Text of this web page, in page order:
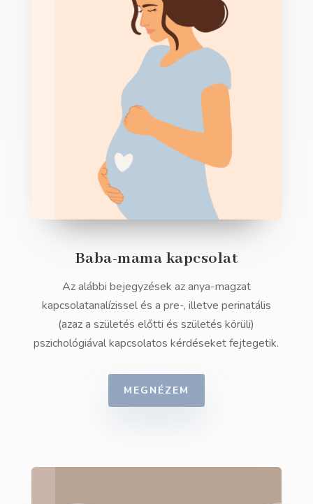
Baba-mama kapcsolat
Az alábbi bejegyzések az anya-magzat
kapcsolatanalízissel és a pre-, illetve perinatális
(azaz a születés előtti és születés körüli)
pszichológiával kapcsolatos kérdéseket fejtegetik.
MEGNÉZEM